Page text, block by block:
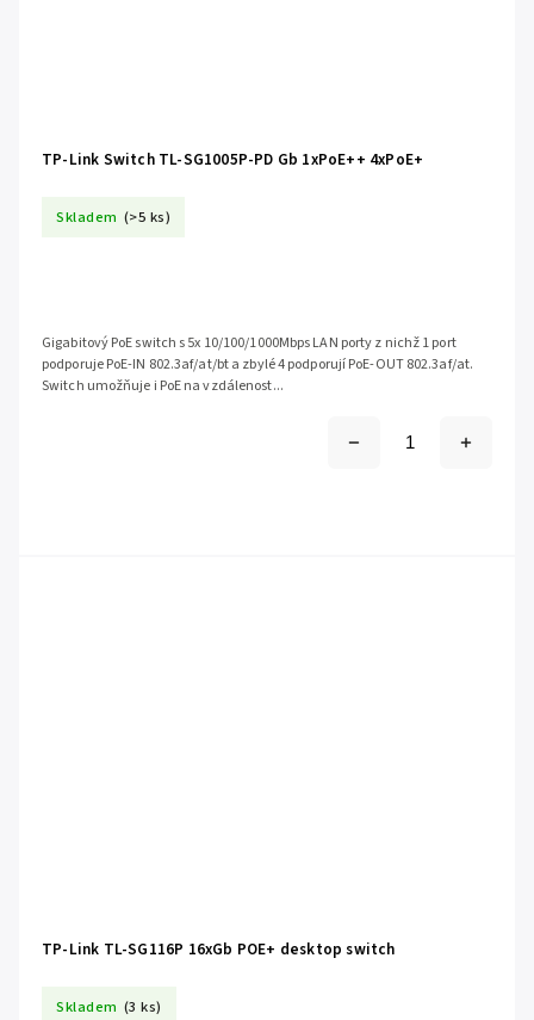
TP-Link Switch TL-SG1005P-PD Gb 1xPoE++ 4xPoE+
Skladem (>5 ks)
Gigabitový PoE switch s 5x 10/100/1000Mbps LAN porty z nichž 1 port
podporuje PoE-IN 802.3af/at/bt a zbylé 4 podporují PoE-OUT 802.3af/at.
Switch umožňuje i PoE na vzdálenost...
TP-Link TL-SG116P 16xGb POE+ desktop switch
Skladem (3 ks)